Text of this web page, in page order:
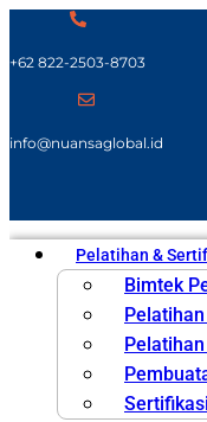
+62 822-2503-8703
info@nuansaglobal.id
Pelatihan &
Bimtek
Sertifikasi